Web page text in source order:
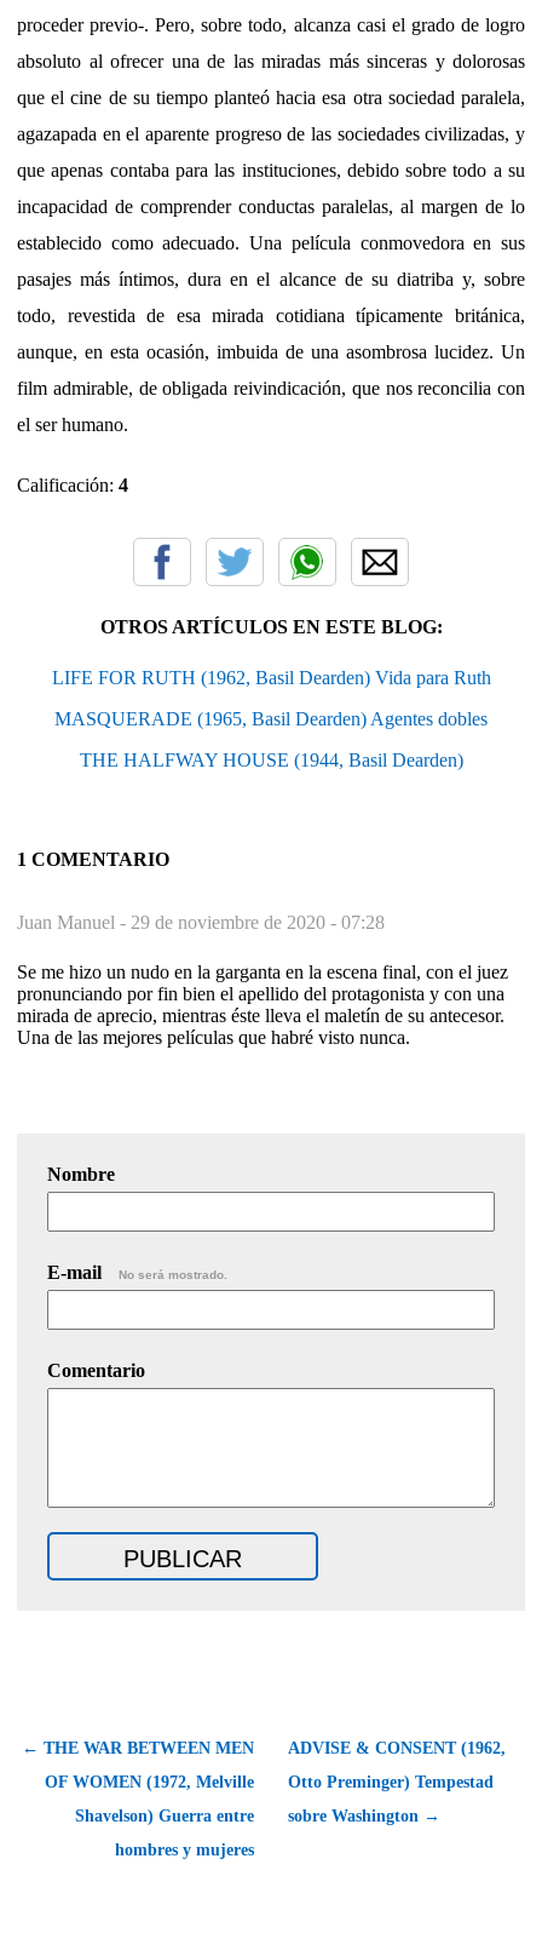
proceder previo-. Pero, sobre todo, alcanza casi el grado de logro
absoluto al ofrecer una de las miradas más sinceras y dolorosas
que el cine de su tiempo planteó hacia esa otra sociedad paralela,
agazapada en el aparente progreso de las sociedades civilizadas, y
que apenas contaba para las instituciones, debido sobre todo a su
incapacidad de comprender conductas paralelas, al margen de lo
establecido como adecuado. Una película conmovedora en sus
pasajes más íntimos, dura en el alcance de su diatriba y, sobre
todo, revestida de esa mirada cotidiana típicamente británica,
aunque, en esta ocasión, imbuida de una asombrosa lucidez. Un
film admirable, de obligada reivindicación, que nos reconcilia con
el ser humano.
Calificación: 4
OTROS ARTÍCULOS EN ESTE BLOG:
LIFE FOR RUTH (1962, Basil Dearden) Vida para Ruth
MASQUERADE (1965, Basil Dearden) Agentes dobles
THE HALFWAY HOUSE (1944, Basil Dearden)
1 COMENTARIO
Juan Manuel - 29 de noviembre de 2020 - 07:28
Se me hizo un nudo en la garganta en la escena final, con el juez
pronunciando por fin bien el apellido del protagonista y con una
mirada de aprecio, mientras éste lleva el maletín de su antecesor.
Una de las mejores películas que habré visto nunca.
Nombre
E-mail No será mostrado.
Comentario
← THE WAR BETWEEN MEN
OF WOMEN (1972, Melville
Shavelson) Guerra entre
hombres y mujeres
ADVISE & CONSENT (1962,
Otto Preminger) Tempestad
sobre Washington →